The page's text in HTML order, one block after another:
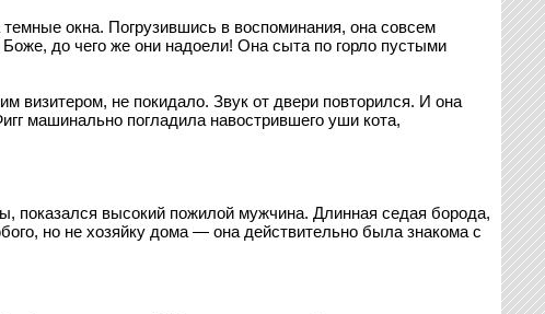
окна. Погрузившись в воспоминания, она совсем
до чего же они надоели! Она сыта по горло пустыми
визитером, не покидало. Звук от двери повторился. И она
машинально погладила навострившего уши кота,
показался высокий пожилой мужчина. Длинная седая борода,
но не хозяйку дома — она действительно была знакома с